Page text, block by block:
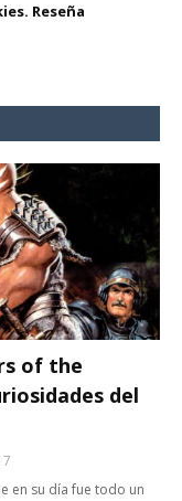
Reseña
of the
del
en su día fue todo un